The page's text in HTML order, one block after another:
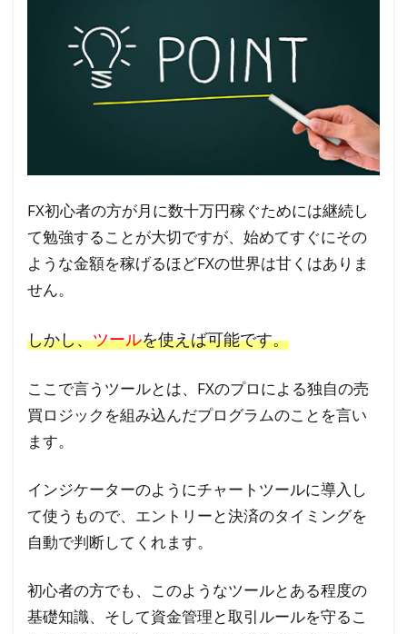
FX初心者の方が月に数十万円稼ぐためには継続し
て勉強することが大切ですが、始めてすぐにその
ような金額を稼げるほどFXの世界は甘くはありま
せん。
しかし、ツールを使えば可能です。
ここで言うツールとは、FXのプロによる独自の売
買ロジックを組み込んだプログラムのことを言い
ます。
インジケーターのようにチャートツールに導入し
て使うもので、エントリーと決済のタイミングを
自動で判断してくれます。
初心者の方でも、このようなツールとある程度の
基礎知識、そして資金管理と取引ルールを守るこ